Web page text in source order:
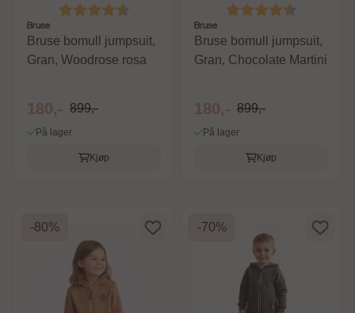
Karakter:
Bruse
Bruse bomull jumpsuit,
Gran, Woodrose rosa
180,- 899,-
På lager
Kjøp
Karakter:
Bruse
Bruse bomull jumpsuit,
Gran, Chocolate Martini
180,- 899,-
På lager
Kjøp
-80% -70%